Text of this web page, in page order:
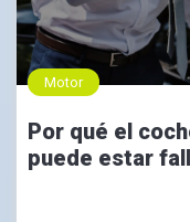
Motor
Por qué el
puede estar